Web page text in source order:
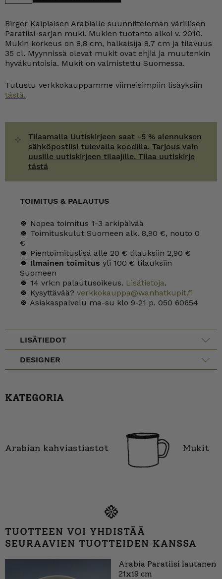
värillinen
määrä
Birger Kaipiaisen Arabialle suunnitteleman värillisen
Paratiisi-sarjan muki. Mukien tuotanto alkoi v. 2010.
Mukin korkeus on 8,8 cm, halkaisija 8,7 cm ja tilavuus
35 cl. Myynnissä olevat mukit ovat ehjiä ja muutenkin
hyväkuntoisia. Mukit on valmistettu Suomessa.
Tutustu verkkokauppamme viimeisimpiin lisäyksiin
tästä.
Tilaamalla Uutiskirjeen saat -5 % alennuksen
sähköpostiisi tulevalla koodilla. Tarjous vain
uusille uutiskirjeen tilaajille. Tilaa uutiskirje
tästä
TOIMITUS & PALAUTUS
🍀 Nopea toimitus 1-3 arkipäivää
🍀 Toimituskulut Suomeen alk. 8,90 €, nouto 0
€
🍀 Pientoimituslisä alle 20 € tilauksiin 2,90 €
🍀 Ilmainen toimitus yli 100 € tilauksiin
Suomeen
🍀 14 vrk:n palautusoikeus. Lisätietoja.
🍀 Kysyttävää? verkkokauppa@wanhatkupit.fi
🍀 Asiakaspalvelu ma-su klo 9-21 p. 050 60654
LISÄTIEDOT
DESIGNER
KATEGORIA
Arabian kahviastiastot Mukit
TUOTTEEN VOI YHDISTÄÄ
SEURAAVIEN TUOTTEIDEN KANSSA
Arabia Paratiisi lautanen
21x19 cm